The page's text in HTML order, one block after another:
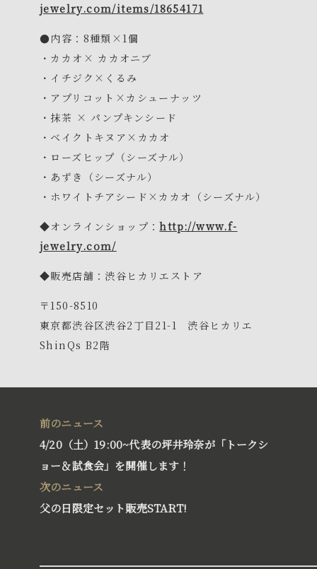
AUSSIE CAKE
jewelry.com/items/18654171
●内容：8種類×1個
・カカオ× カカオニブ
・イチジク×くるみ
・アプリコット×カシューナッツ
・抹茶 × パンプキンシード
・ベイクトキヌア×カカオ
・ローズヒップ（シーズナル）
・あずき（シーズナル）
・ホワイトチアシード×カカオ（シーズナル）
◆オンラインショップ：http://www.f-
jewelry.com/
◆販売店舗：渋谷ヒカリエストア
〒150-8510
東京都渋谷区渋谷2丁目21-1 渋谷ヒカリエ
ShinQs B2階
前のニュース
4/20（土）19:00~代表の坪井玲奈が「トークシ
ョー＆試食会」を開催します！
次のニュース
父の日限定セット販売START!